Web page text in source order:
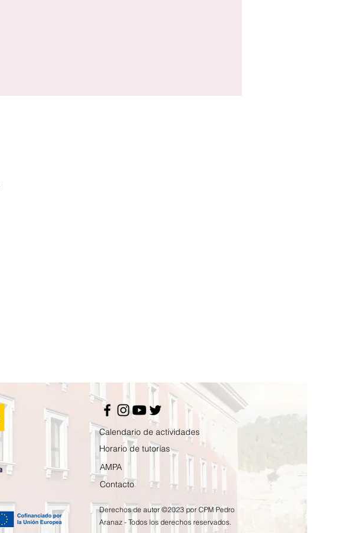
Calendario de actividades
Horario de tutorías
AMPA
Contacto
Derechos de autor ©2023 por CPM Pedro
Aranaz - Todos los derechos reservados.